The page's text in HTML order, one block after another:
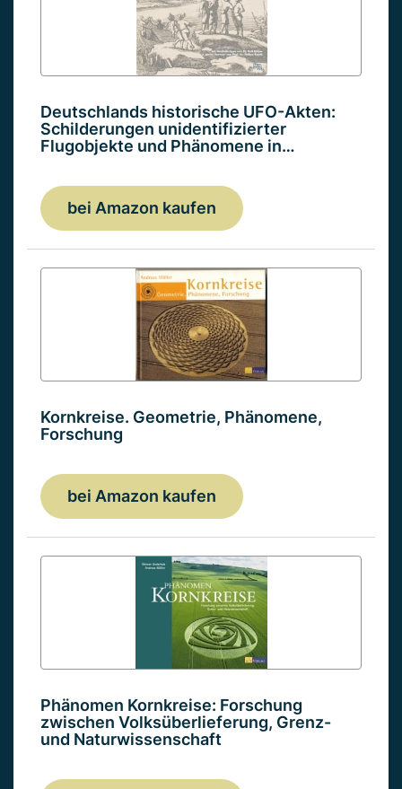
Deutschlands historische UFO-Akten:
Schilderungen unidentifizierter
Flugobjekte und Phänomene in…
bei Amazon kaufen
Kornkreise. Geometrie, Phänomene,
Forschung
bei Amazon kaufen
Phänomen Kornkreise: Forschung
zwischen Volksüberlieferung, Grenz-
und Naturwissenschaft